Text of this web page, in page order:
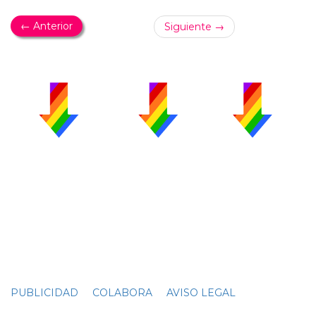
← Anterior Siguiente →
PUBLICIDAD COLABORA
AVISO LEGAL